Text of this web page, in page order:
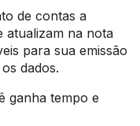
de contas a
atualizam na nota
para sua emissão
dados.
ganha tempo e